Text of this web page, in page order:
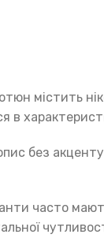
містить
в
без
часто